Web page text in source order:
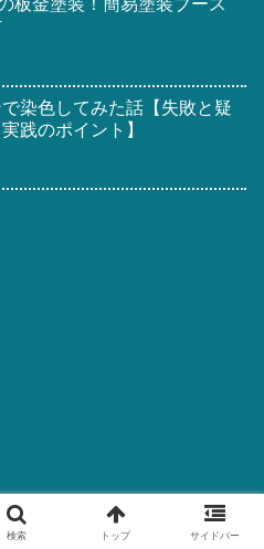
板金塗装！簡易塗装ブース
染色してみた話【失敗と疑
践のポイント】
検索 トップ サイドバー